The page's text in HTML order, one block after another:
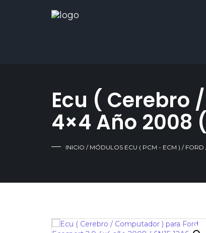
Ecu ( Cerebro
4×4 Año 2008
INICIO / MÓDULOS ECU ( PCM - ECM ) / FORD
¡OFERTA!